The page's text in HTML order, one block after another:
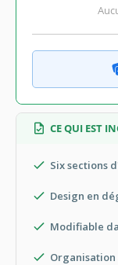
CE QUI EST
Six sections
Design en
Modifiable